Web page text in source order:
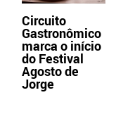
Circuito
Gastronômico
marca o início
do Festival
Agosto de
Jorge